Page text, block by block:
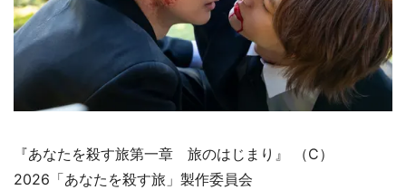
『あなたを殺す旅第一章 旅のはじまり』 （C）
2026「あなたを殺す旅」製作委員会